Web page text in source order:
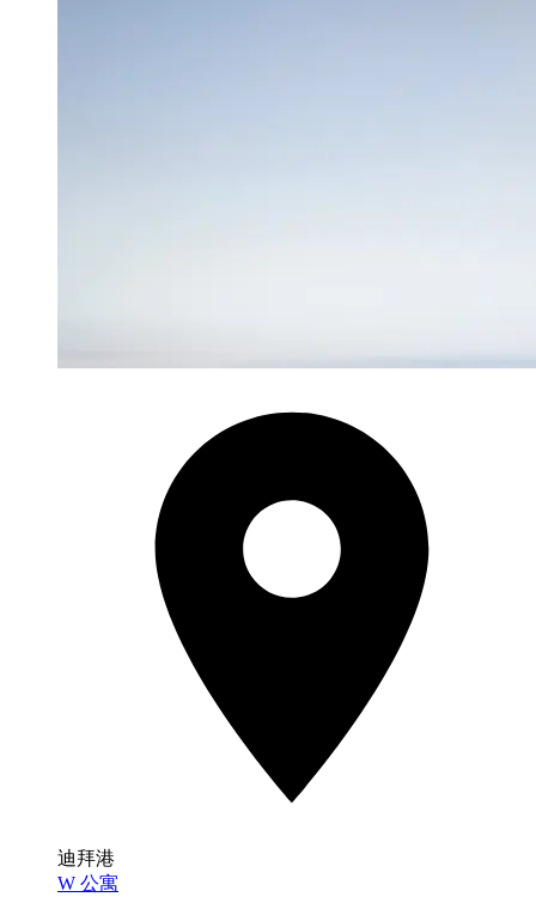
迪拜港
W 公寓